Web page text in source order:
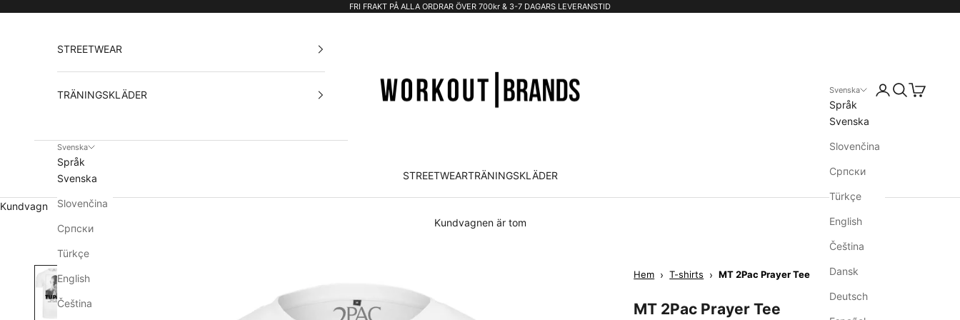
FRI FRAKT PÅ ALLA ORDRAR ÖVER 700kr & 3-7 DAGARS LEVERANSTID
STREETWEARTRÄNINGSKLÄDER
Svenska
Språk
Svenska
Slovenčina
Српски
Türkçe
English
Čeština
Dansk
Deutsch
STREETWEAR
TRÄNINGSKLÄDER
Svenska
Språk
Svenska
Slovenčina
Српски
Türkçe
English
Čeština
Kundvagn
Kundvagnen är tom
Hem › T-shirts › MT 2Pac Prayer Tee
MT 2Pac Prayer Tee